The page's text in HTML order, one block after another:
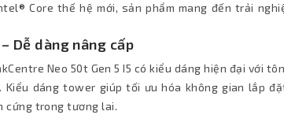
Core thế hệ mới, sản phẩm mang đến trải
Dễ dàng nâng cấp
Neo 50t Gen 5 I5 có kiểu dáng hiện đại với
Kiểu dáng tower giúp tối ưu hóa không gian lắp
cứng trong tương lai.